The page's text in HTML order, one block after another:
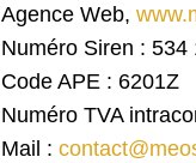
Agence Web,
Numéro Siren : 534
Code APE : 6201Z
Numéro TVA
Mail :